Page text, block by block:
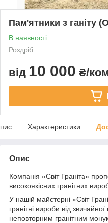
Пам'ятники з ганіту
В наявності
Роздріб
від 10 000 ₴/
Характеристики
Опис
Компанія «Світ Граніта»
високоякісних гранітних
У нашій майстерні «Світ
гранітні вироби від звичайної
неповторним гранітним